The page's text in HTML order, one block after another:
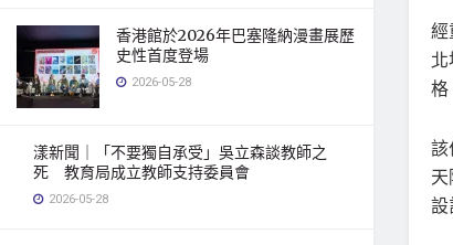
香港館於2026年巴塞隆納漫畫展歷
史性首度登場
2026-05-28
漾新聞｜「不要獨自承受」吳立森談教師之
死 教育局成立教師支持委員會
2026-05-28
經
格
該
設